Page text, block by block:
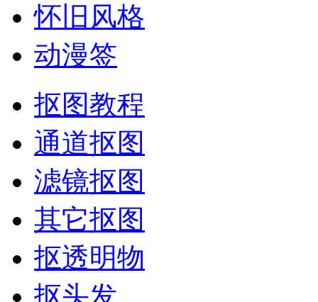
怀旧风格
动漫签
抠图教程
通道抠图
滤镜抠图
其它抠图
抠透明物
抠头发